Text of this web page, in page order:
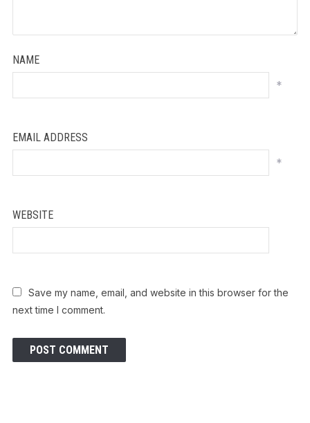
NAME
*
EMAIL ADDRESS
*
WEBSITE
Save my name, email, and website in this browser for the
next time I comment.